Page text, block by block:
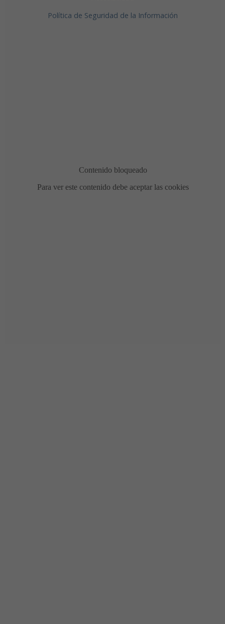
Política de Seguridad de la Información